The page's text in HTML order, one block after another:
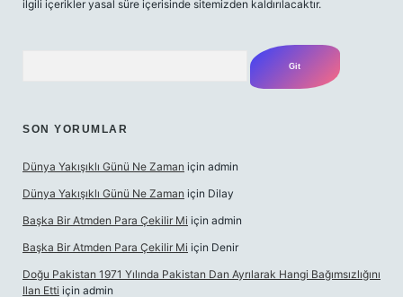
ilgili içerikler yasal süre içerisinde sitemizden kaldırılacaktır.
SON YORUMLAR
Dünya Yakışıklı Günü Ne Zaman için admin
Dünya Yakışıklı Günü Ne Zaman için Dilay
Başka Bir Atmden Para Çekilir Mi için admin
Başka Bir Atmden Para Çekilir Mi için Denir
Doğu Pakistan 1971 Yılında Pakistan Dan Ayrılarak Hangi Bağımsızlığını
Ilan Etti için admin